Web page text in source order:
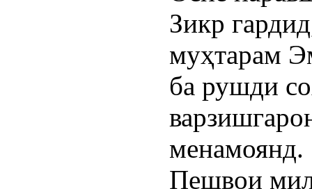
Зикр
муҳтарам
ба рушди
менамоянд.
Пешвои